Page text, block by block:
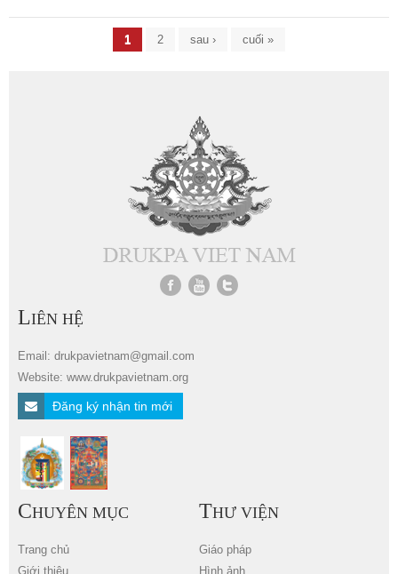
1 2 sau › cuối »
LIÊN HỆ
Email: drukpavietnam@gmail.com
Website: www.drukpavietnam.org
Đăng ký nhận tin mới
CHUYÊN MỤC
Trang chủ
Giới thiệu
THƯ VIỆN
Giáo pháp
Hình ảnh